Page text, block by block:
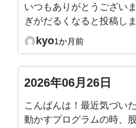
いつもありがとうござい
ぎがだるくなると投稿し
ラムを楽しみにしてライ
るだけやってみて、身体
たように思います。一つ
腹だけしか膨らまないで
胸までふくらんでくるで
kyo1か月前
2026年06月26日
こんばんは！最近気づい
動かすプログラムの時、